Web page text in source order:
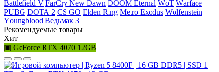
Ваttlеfiеld V FаrСry Nеw Dаwn DООМ Еtеrnаl WоТ Wаrfасе
РUВG DОТА 2 СS GО Elden Ring Меtrо Ехоdus Wоlfеnstеin
Yоungblооd Ведьмак 3
Рекомендуемые товары
Хит
▣ GeForce RTX 4070 12GB